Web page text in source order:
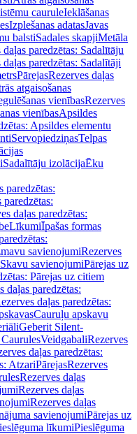
cauruleIeklāšanas
Izplešanas adatasJavas
balstiSadales skapjiMetāla
daļas paredzētas: Sadalītāju
daļas paredzētas: Sadalītāji
PārejasRezerves daļas
atgaisošanas
vienībasRezerves
vienībasApsildes
Apsildes elementu
ServopiedziņasTelpas
Sadalītāju izolācijaĒku
paredzētas:
paredzētas:
daļas paredzētas:
LīkumiĪpašas formas
savienojumiRezerves
Skavu savienojumiPārejas uz
Pārejas uz citiem
daļas paredzētas:
daļas paredzētas:
Cauruļu apskavu
Geberit Silent-
VeidgabaliRezerves
daļas paredzētas:
AtzariPārejasRezerves
Rezerves daļas
Rezerves daļas
Rezerves daļas
savienojumiPārejas uz
līkumiPieslēguma